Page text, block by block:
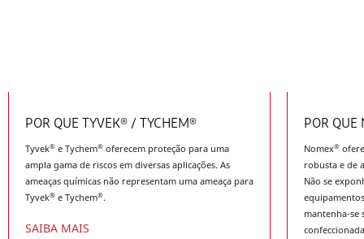
POR QUE TYVEK® / TYCHEM®
Tyvek® e Tychem® oferecem proteção para uma
ampla gama de riscos em diversas aplicações. As
ameaças químicas não representam uma ameaça para
Tyvek® e Tychem®.
SAIBA MAIS
POR QUE
Nomex®
robusta e de
Não se
mantenha-se